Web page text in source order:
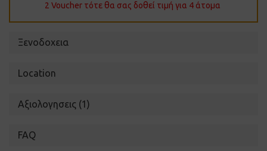
2 Voucher τότε θα σας δοθεί τιμή για 4 άτομα
Ξενοδοχεια
Location
Αξιολογησεις (1)
FAQ